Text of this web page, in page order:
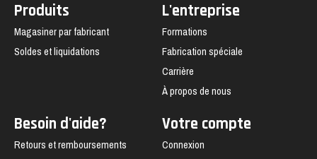
Produits
Magasiner par fabricant
Soldes et liquidations
L'entreprise
Formations
Fabrication spéciale
Carrière
À propos de nous
Besoin d'aide?
Retours et remboursements
Votre compte
Connexion